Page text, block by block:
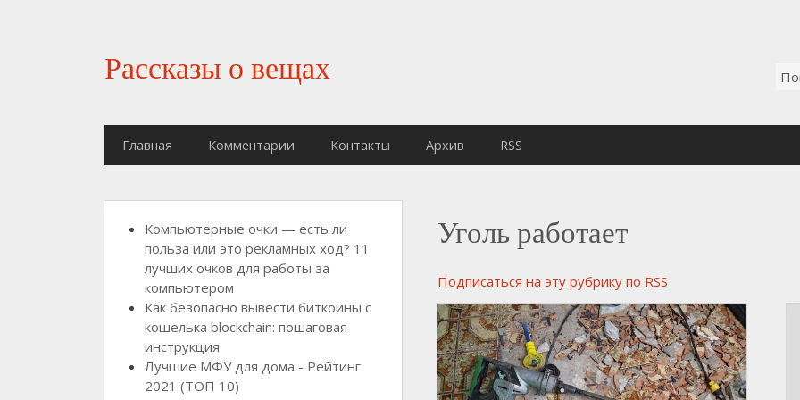
Рассказы о вещах
Главная Комментарии Контакты Архив RSS
Уголь работает
Подписаться на эту рубрику по RSS
Компьютерные очки — есть ли
польза или это рекламных ход? 11
лучших очков для работы за
компьютером
Как безопасно вывести биткоины с
кошелька blockchain: пошаговая
инструкция
Лучшие МФУ для дома - Рейтинг
2021 (ТОП 10)